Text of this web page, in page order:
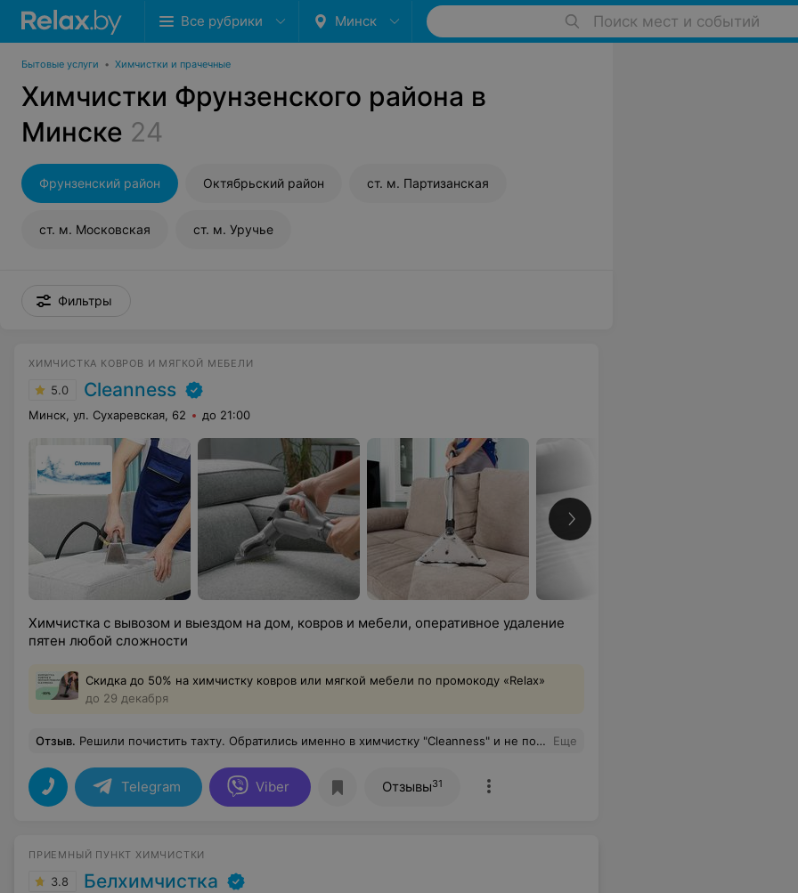
Все рубрики Минск Поиск мест и событий
Бытовые услуги • Химчистки и прачечные
Химчистки Фрунзенского района в
Минске 24
Фрунзенский район Октябрьский район ст. м. Партизанская
ст. м. Московская ст. м. Уручье
Фильтры
ХИМЧИСТКА КОВРОВ И МЯГКОЙ МЕБЕЛИ
5.0 Cleanness
Минск, ул. Сухаревская, 62 до 21:00
Химчистка с вывозом и выездом на дом, ковров и мебели, оперативное удаление
пятен любой сложности
Скидка до 50% на химчистку ковров или мягкой мебели по промокоду «Relax»
до 29 декабря
Отзыв. Решили почистить тахту. Обратились именно в химчистку "Cleanness" и не пожалели. Парень трудился около часа. Результат превзошёл все ожидания. Спасибо большое за вашу работу!!! Еще
Telegram Viber Отзывы31
ПРИЕМНЫЙ ПУНКТ ХИМЧИСТКИ
3.8 Белхимчистка